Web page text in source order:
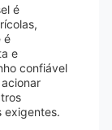
é
é
e
confiável
exigentes.